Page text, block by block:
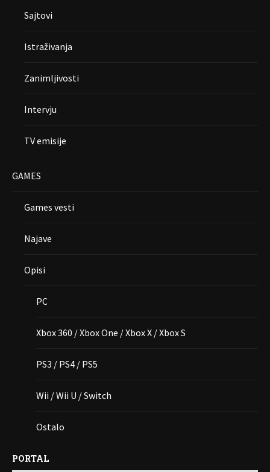
Sajtovi
Istraživanja
Zanimljivosti
Intervju
TV emisije
GAMES
Games vesti
Najave
Opisi
PC
Xbox 360 / Xbox One / Xbox X / Xbox S
PS3 / PS4 / PS5
Wii / Wii U / Switch
Ostalo
PORTAL